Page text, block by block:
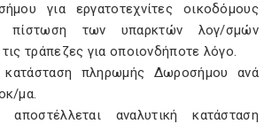
για εργατοτεχνίτες οικοδόμους
των υπαρκτών λογ/σμών
τράπεζες για οποιονδήποτε λόγο.
κατάσταση πληρωμής Δωροσήμου ανά
μα.
αναλυτική κατάσταση